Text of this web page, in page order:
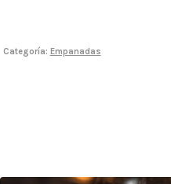
Categoría: Empanadas